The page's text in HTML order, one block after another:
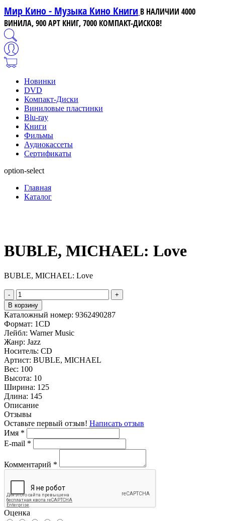
Мир Кино - Музыка Кино Книги В НАЛИЧИИ 4000
ВИНИЛА, 900 АРТ КНИГ, 7000 КОМПАКТ-ДИСКОВ!
Новинки
DVD
Компакт-Диски
Виниловые пластинки
Blu-ray
Книги
Фильмы
Аудиокассеты
Сертификаты
option-select
Главная
Каталог
BUBLE, MICHAEL: Love
BUBLE, MICHAEL: Love
-
+
В корзину
Каталожный номер: 9362490287
Формат: 1CD
Лейбл: Warner Music
Жанр: Jazz
Носитель: CD
Артист: BUBLE, MICHAEL
Вес: 100
Высота: 10
Ширина: 125
Длина: 145
Описание
Отзывы
Оставьте первый отзыв! Написать отзыв
Имя *
E-mail *
Комментарий *
Оценка